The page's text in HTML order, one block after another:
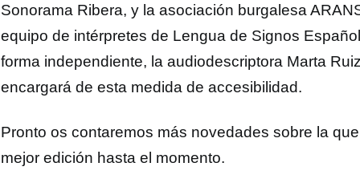
Sonorama Ribera, y la asociación burgalesa
equipo de intérpretes de Lengua de Signos
forma independiente, la audiodescriptora Marta
encargará de esta medida de accesibilidad.
Pronto os contaremos más novedades sobre la
mejor edición hasta el momento.